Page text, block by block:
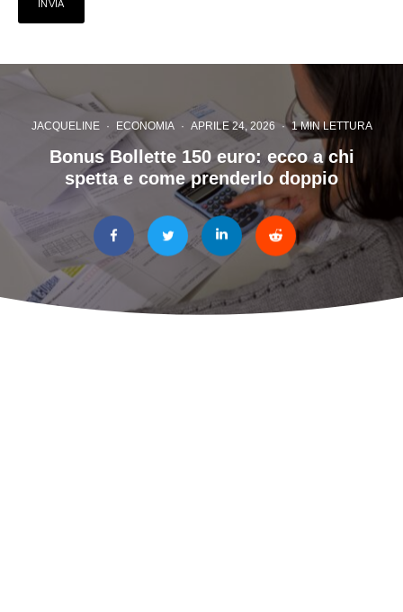
JACQUELINE · ECONOMIA · APRILE 24, 2026 · 1 MIN LETTURA
Bonus Bollette 150 euro: ecco a chi
spetta e come prenderlo doppio